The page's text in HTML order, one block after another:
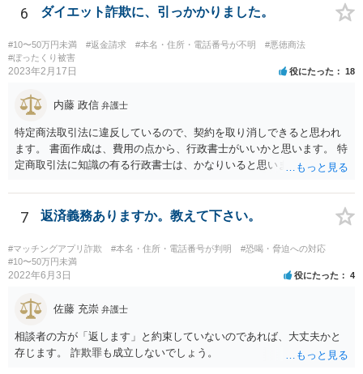
6 ダイエット詐欺に、引っかかりました。
#10〜50万円未満 #返金請求 #本名・住所・電話番号が不明
#悪徳商法
#ぼったくり被害
2023年2月17日 役にたった 18
内藤 政信 弁護士
特定商法取引法に違反しているので、契約を取り消しできると思われ
ます。 書面作成は、費用の点から、行政書士がいいかと思います。 特
定商取引法に知識の有る行政書士は、かなりいると思います。 問い合
7 返済義務ありますか。教えて下さい。
#マッチングアプリ詐欺 #本名・住所・電話番号が判明
#恐喝・脅迫への対応
#10〜50万円未満
2022年6月3日 役にたった 4
佐藤 充崇 弁護士
相談者の方が「返します」と約束していないのであれば、大丈夫かと
存じます。 詐欺罪も成立しないでしょう。